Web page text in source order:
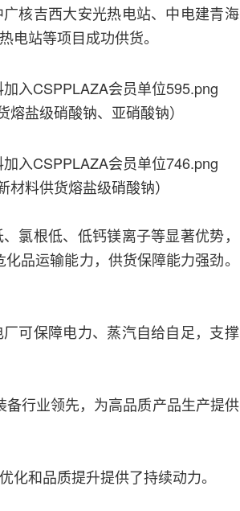
核吉西大安光热电站、中电建青海
电站等项目成功供货。
盐级硝酸钠、亚硝酸钠）
料供货熔盐级硝酸钠）
氯根低、低钙镁离子等显著优势，
品运输能力，供货保障能力强劲。
可保障电力、蒸汽自给自足，支撑
行业领先，为高品质产品生产提供
化和品质提升提供了持续动力。